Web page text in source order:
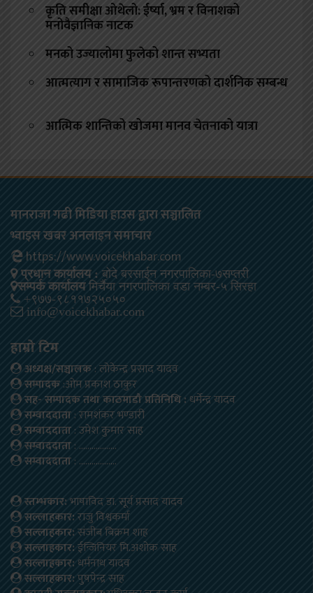
कृति समीक्षा ओथेलो: ईर्ष्या, भ्रम र विनाशको
मनोवैज्ञानिक नाटक
मनको उज्यालोमा फुलेको शान्त सभ्यता
आत्मत्याग र सामाजिक रूपान्तरणको दार्शनिक सम्बन्ध
आत्मिक शान्तिको खोजमा मानव चेतनाको यात्रा
मानराजा गढी मिडिया हाउस द्वारा सञ्चालित
भ्वाइस खबर अनलाइन समाचार
https://www.voicekhabar.com
प्रधान कार्यालय : बोदे बरसाईन नगरपालिका-७सप्तरी
सम्पर्क कार्यालयमिर्चैया नगरपालिका वडा नम्बर-५ सिरहा
+९७७-९८११७२५०५०
info@voicekhabar.com
हाम्रो टिम
अध्यक्ष/सञ्चालक: लोकेन्द्र प्रसाद यादव
सम्पादक:ओम प्रकाश ठाकुर
सह- सम्पादक तथा काठमाडौ प्रतिनिधि : धर्मेन्द्र यादव
सम्वाददाता: रामशंकर भण्डारी
सम्वाददाता: उमेश कुमार साह
सम्वाददाता: ………………
सम्वाददाता: ………………
स्तम्भकार:भाषाविद डा. सूर्य प्रसाद यादव
सल्लाहकार:राजु विश्वकर्मा
सल्लाहकार:संजीब बिक्रम शाह
सल्लाहकार:ईन्जिनियर मि.अशोक साह
सल्लाहकार: धर्मनाथ यादव
सल्लाहकार:पुषपेन्द्र साह